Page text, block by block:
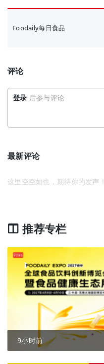
Foodaily每日食品
评论
登录 后参与评论
最新评论
这里空空如也，期待你的发声！
推荐专栏
9小时前